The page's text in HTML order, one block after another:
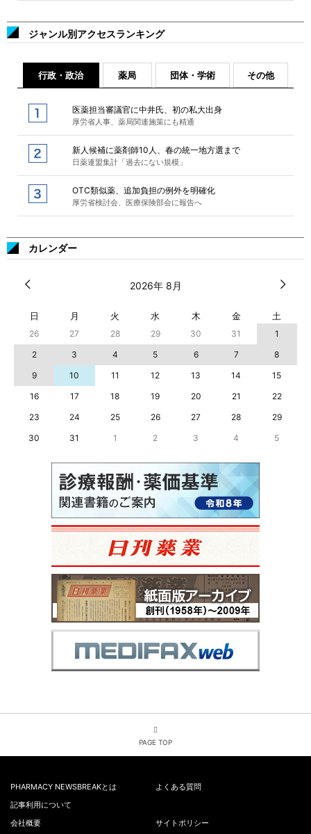
ジャンル別アクセスランキング
行政・政治 薬局 団体・学術 その他
医薬担当審議官に中井氏、初の私大出身
厚労省人事、薬局関連施策にも精通
新人候補に薬剤師10人、春の統一地方選まで
日薬連盟集計「過去にない規模」
OTC類似薬、追加負担の例外を明確化
厚労省検討会、医療保険部会に報告へ
カレンダー
2026年 8月
日 月 火 水 木 金 土
26 27 28 29 30 31
1
2
3 4 5 6 7
8
9
10 11 12 13 14
15
16
17 18 19 20 21
22
23
24 25 26 27 28
29
30
31 1 2 3 4 5
PAGE TOP
PHARMACY NEWSBREAKとは
よくある質問
記事利用について
会社概要
サイトポリシー